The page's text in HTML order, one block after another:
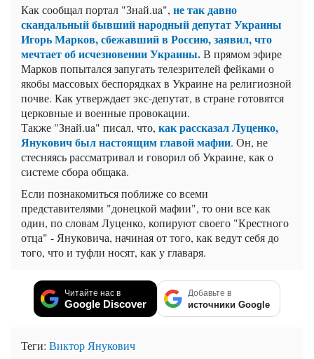
Как сообщал портал "Знай.ua", не так давно
скандальный бывший народный депутат Украины
Игорь Марков, сбежавший в Россию, заявил, что
мечтает об исчезновении Украины.В прямом эфире
Марков попытался запугать телезрителей фейками о
якобы массовых беспорядках в Украине на религиозной
почве. Как утверждает экс-депутат, в стране готовятся
церковные и военные провокации.
Также "Знай.ua" писал, что, как рассказал Луценко,
Янукович был настоящим главой мафии. Он, не
стесняясь рассматривал и говорил об Украине, как о
системе сбора общака.
Если познакомиться поближе со всеми
представителями "донецкой мафии", то они все как
один, по словам Луценко, копируют своего "Крестного
отца" - Януковича, начиная от того, как ведут себя до
того, что и туфли носят, как у главаря.
Читайте нас в
Google Discover
Добавьте в
источники Google
Теги: Виктор Янукович